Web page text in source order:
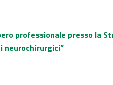
professionale presso la
neurochirurgici”